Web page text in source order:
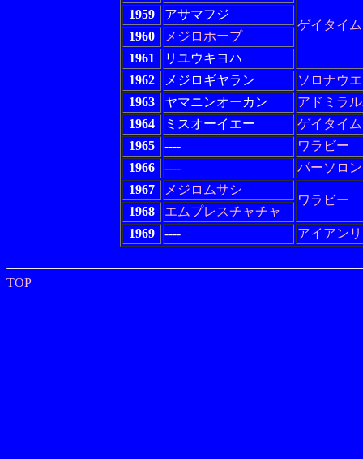
ゲイタイム
1959
アサマフジ
1960
メジロホープ
1961
リユウキヨハ
1962
メジロギヤラン
ソロナウ
1963
ヤマニンオーカン
アドミラ
1964
ミスオーイエー
ゲイタイム
1965
----
ワラビー
1966
----
パーソロン
1967
メジロムサシ
ワラビー
1968
エムプレスチャチャ
1969
---- アイアン
TOP